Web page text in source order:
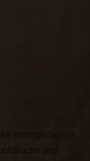
ermöglichen es
und